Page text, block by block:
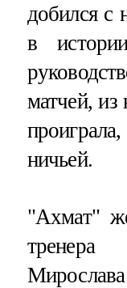
добился с
в
матчей, из
ничьей.
"Ахмат"